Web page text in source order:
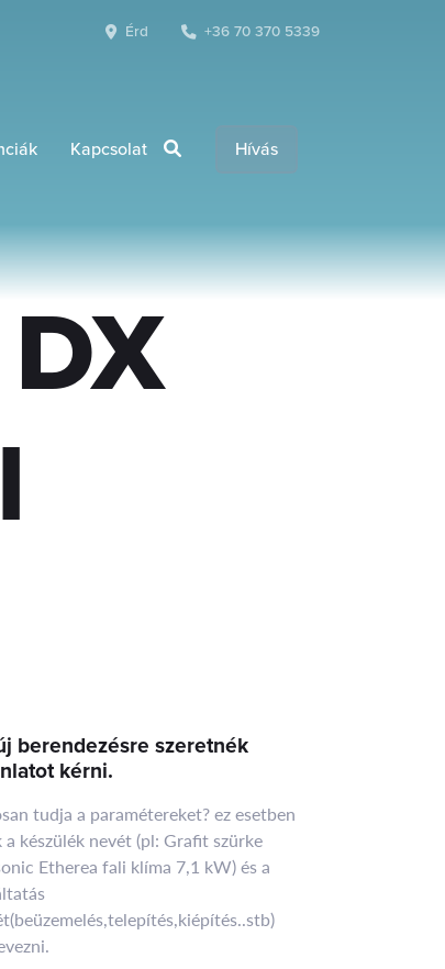
Érd +36 70 370 5339
Kapcsolat Hívás
berendezésre szeretnék
kérni.
tudja a paramétereket? ez esetben
a készülék nevét (pl: Grafit szürke
Etherea fali klíma 7,1 kW) és a